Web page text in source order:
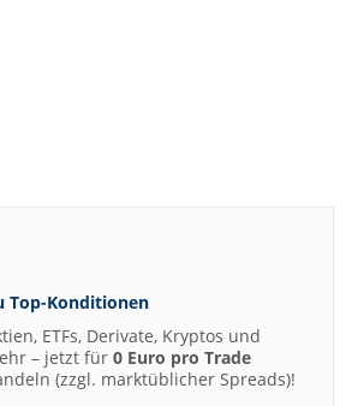
Top-Konditionen
ETFs, Derivate, Kryptos und
– jetzt für 0 Euro pro Trade
(zzgl. marktüblicher Spreads)!